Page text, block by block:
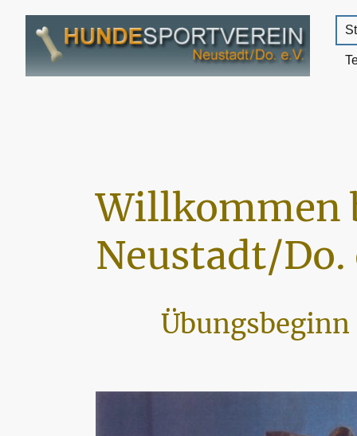
Willkommen
Neustadt/Do.
Übungsbeginn